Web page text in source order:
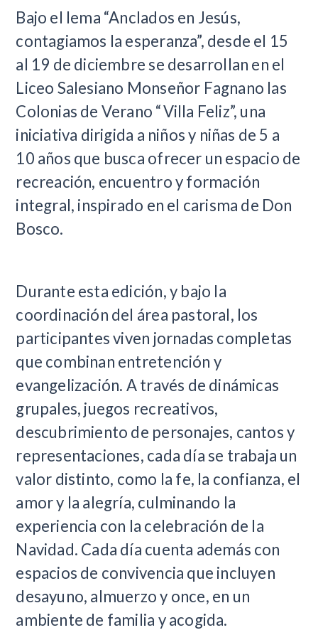
​Bajo el lema “Anclados en Jesús,
contagiamos la esperanza”, desde el 15
al 19 de diciembre se desarrollan en el
Liceo Salesiano Monseñor Fagnano las
Colonias de Verano “Villa Feliz”, una
iniciativa dirigida a niños y niñas de 5 a
10 años que busca ofrecer un espacio de
recreación, encuentro y formación
integral, inspirado en el carisma de Don
Bosco.
Durante esta edición, y bajo la
coordinación del área pastoral, los
participantes viven jornadas completas
que combinan entretención y
evangelización. A través de dinámicas
grupales, juegos recreativos,
descubrimiento de personajes, cantos y
representaciones, cada día se trabaja un
valor distinto, como la fe, la confianza, el
amor y la alegría, culminando la
experiencia con la celebración de la
Navidad. Cada día cuenta además con
espacios de convivencia que incluyen
desayuno, almuerzo y once, en un
ambiente de familia y acogida.